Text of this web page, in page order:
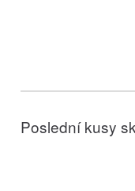
Poslední kusy